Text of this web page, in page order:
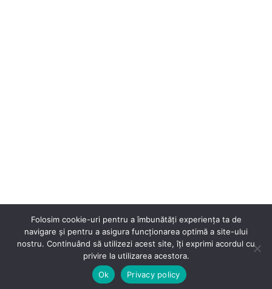
Folosim cookie-uri pentru a îmbunătăți experiența ta de
navigare și pentru a asigura funcționarea optimă a site-ului
nostru. Continuând să utilizezi acest site, îți exprimi acordul cu
privire la utilizarea acestora.
Ok
Privacy policy
⭐